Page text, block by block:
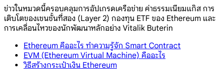
ข่าวในหมวดนี้ครอบคลุมการอัปเกรดเครือข่าย ค่าธรรมเนียมแก๊ส การ
เติบโตของเชนชั้นที่สอง (Layer 2) กองทุน ETF ของ Ethereum และ
การเคลื่อนไหวของนักพัฒนาหลักอย่าง Vitalik Buterin
Ethereum คืออะไร ทำความรู้จัก Smart Contract
EVM (Ethereum Virtual Machine) คืออะไร
วิธีสร้างกระเป๋าเงิน Ethereum